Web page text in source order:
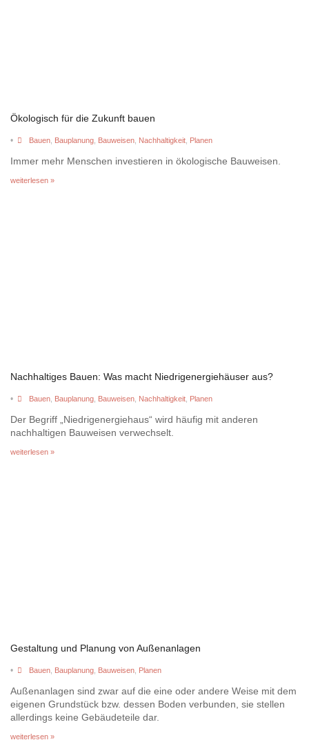
Ökologisch für die Zukunft bauen
• Bauen, Bauplanung, Bauweisen, Nachhaltigkeit, Planen
Immer mehr Menschen investieren in ökologische Bauweisen.
weiterlesen »
Nachhaltiges Bauen: Was macht Niedrigenergiehäuser aus?
• Bauen, Bauplanung, Bauweisen, Nachhaltigkeit, Planen
Der Begriff „Niedrigenergiehaus“ wird häufig mit anderen
nachhaltigen Bauweisen verwechselt.
weiterlesen »
Gestaltung und Planung von Außenanlagen
• Bauen, Bauplanung, Bauweisen, Planen
Außenanlagen sind zwar auf die eine oder andere Weise mit dem
eigenen Grundstück bzw. dessen Boden verbunden, sie stellen
allerdings keine Gebäudeteile dar.
weiterlesen »